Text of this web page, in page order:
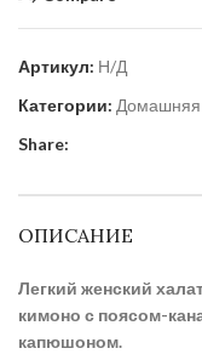
Артикул: Н/Д
Категории:
Share:
ОПИСАНИЕ
Легкий женский
кимоно с поясом-
капюшоном.